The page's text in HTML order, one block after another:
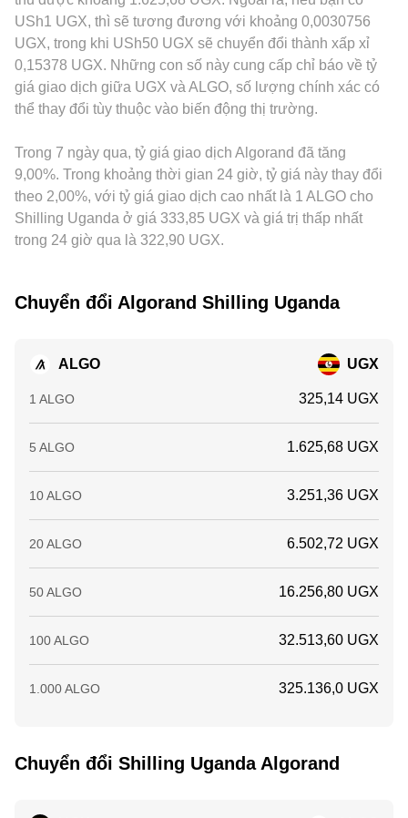
lực kỹ thuật như funding rate của hợp đồng vĩnh cửu ALGO,
các mốc đáo hạn quyền chọn, chênh lệch basis, và dòng
vốn của ví lớn/on-chain “whale” có thể tạo biến động ngắn
hạn cho tỷ lệ conversion rate ALGO/UGX, chồng lên các yếu
tố cấu trúc nói trên.
xấp xỉ bởi tỷ lệ y/x, và mọi giao dịch lớn so với quy mô pool
sẽ làm dịch chuyển tỷ lệ này, từ đó ảnh hưởng đến mức giá
quy đổi ALGO sang các tài sản trung gian trước khi thể hiện
thành ALGO/UGX trên các nền tảng tổng hợp.
“premium/discount” cục bộ. Ngoài ra, nhiều báo giá
ALGO/UGX thực tế được dẫn qua cơ sở USDT: giá
ALGO/USDT và mức chênh USDT so với UGX (USDT có thể
giao dịch cao hoặc thấp hơn UGX quy đổi từ USD) sẽ truyền
vào mức ALGO/UGX niêm yết. Arbitrage giữa các sàn giúp
thu hẹp chênh lệch, nhưng không triệt để do phí, thời gian
cả với tốc độ giao dịch nhanh của Algorand, những ma sát
này vẫn khiến tỷ lệ conversion rate ALGO/UGX trên các sàn
khác nhau không đồng nhất hoàn toàn.
USh1 UGX, thì sẽ tương đương với khoảng 0,0030756
UGX, trong khi USh50 UGX sẽ chuyển đổi thành xấp xỉ
0,15378 UGX. Những con số này cung cấp chỉ báo về tỷ
giá giao dịch giữa UGX và ALGO, số lượng chính xác có
thể thay đổi tùy thuộc vào biến động thị trường.
Trong 7 ngày qua, tỷ giá giao dịch Algorand đã tăng
9,00%. Trong khoảng thời gian 24 giờ, tỷ giá này thay đổi
theo 2,00%, với tỷ giá giao dịch cao nhất là 1 ALGO cho
Shilling Uganda ở giá 333,85 UGX và giá trị thấp nhất
trong 24 giờ qua là 322,90 UGX.
Chuyển đổi Algorand Shilling Uganda
ALGO UGX
1 ALGO 325,14 UGX
5 ALGO 1.625,68 UGX
10 ALGO 3.251,36 UGX
20 ALGO 6.502,72 UGX
50 ALGO 16.256,80 UGX
100 ALGO 32.513,60 UGX
1.000 ALGO 325.136,0 UGX
Chuyển đổi Shilling Uganda Algorand